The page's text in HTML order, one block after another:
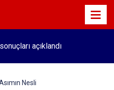
açıklandı
Nesli